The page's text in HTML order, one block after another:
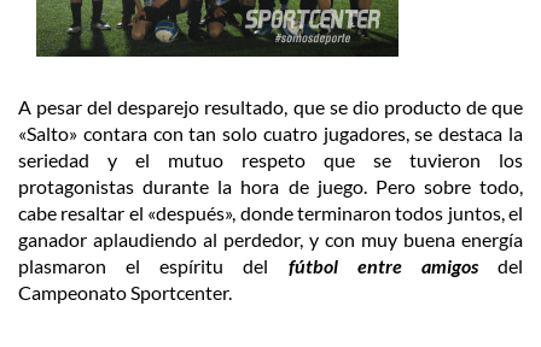
A pesar del desparejo resultado, que se dio producto de que
«Salto» contara con tan solo cuatro jugadores, se destaca la
seriedad y el mutuo respeto que se tuvieron los
protagonistas durante la hora de juego. Pero sobre todo,
cabe resaltar el «después», donde terminaron todos juntos, el
ganador aplaudiendo al perdedor, y con muy buena energía
plasmaron el espíritu del fútbol entre amigosdel
Campeonato Sportcenter.